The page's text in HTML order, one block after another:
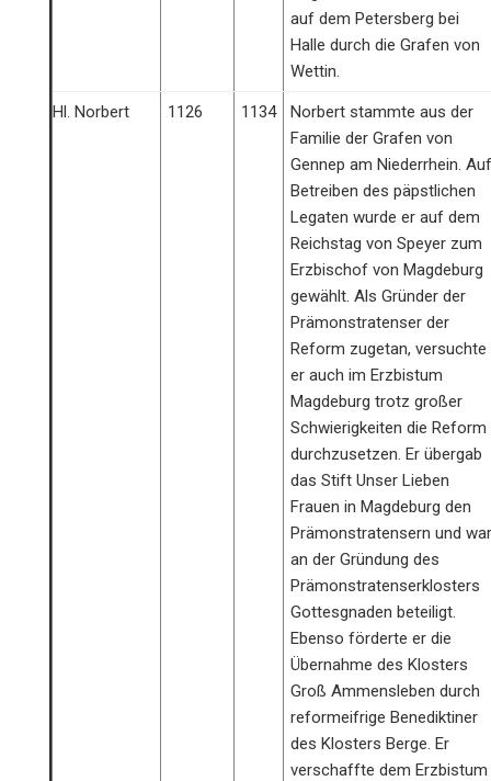
auf dem Petersberg bei
Halle durch die Grafen von
Wettin.
Hl. Norbert 1126 1134
Norbert stammte aus der
Familie der Grafen von
Gennep am Niederrhein. Auf
Betreiben des päpstlichen
Legaten wurde er auf dem
Reichstag von Speyer zum
Erzbischof von Magdeburg
gewählt. Als Gründer der
Prämonstratenser der
Reform zugetan, versuchte
er auch im Erzbistum
Magdeburg trotz großer
Schwierigkeiten die Reform
durchzusetzen. Er übergab
das Stift Unser Lieben
Frauen in Magdeburg den
Prämonstratensern und war
an der Gründung des
Prämonstratenserklosters
Gottesgnaden beteiligt.
Ebenso förderte er die
Übernahme des Klosters
Groß Ammensleben durch
reformeifrige Benediktiner
des Klosters Berge. Er
verschaffte dem Erzbistum